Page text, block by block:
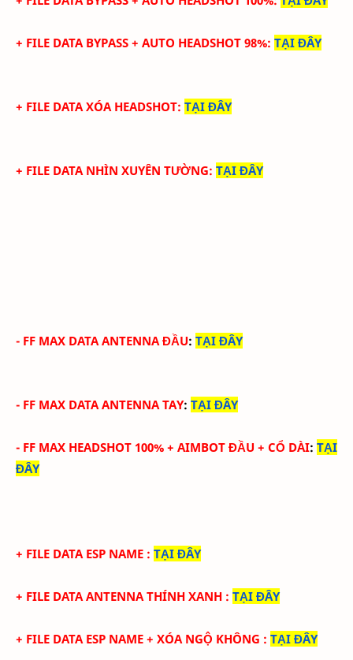
+ FILE DATA BYPASS + AUTO HEADSHOT 98%: TẠI ĐÂY
+ FILE DATA XÓA HEADSHOT: TẠI ĐÂY
+ FILE DATA NHÌN XUYÊN TƯỜNG: TẠI ĐÂY
- FF MAX DATA ANTENNA ĐẦU: TẠI ĐÂY
- FF MAX DATA ANTENNA TAY: TẠI ĐÂY
- FF MAX HEADSHOT 100% + AIMBOT ĐẦU + CỔ DÀI: TẠI
ĐÂY
+ FILE DATA ESP NAME : TẠI ĐÂY
+ FILE DATA ANTENNA THÍNH XANH : TẠI ĐÂY
+ FILE DATA ESP NAME + XÓA NGỘ KHÔNG : TẠI ĐÂY